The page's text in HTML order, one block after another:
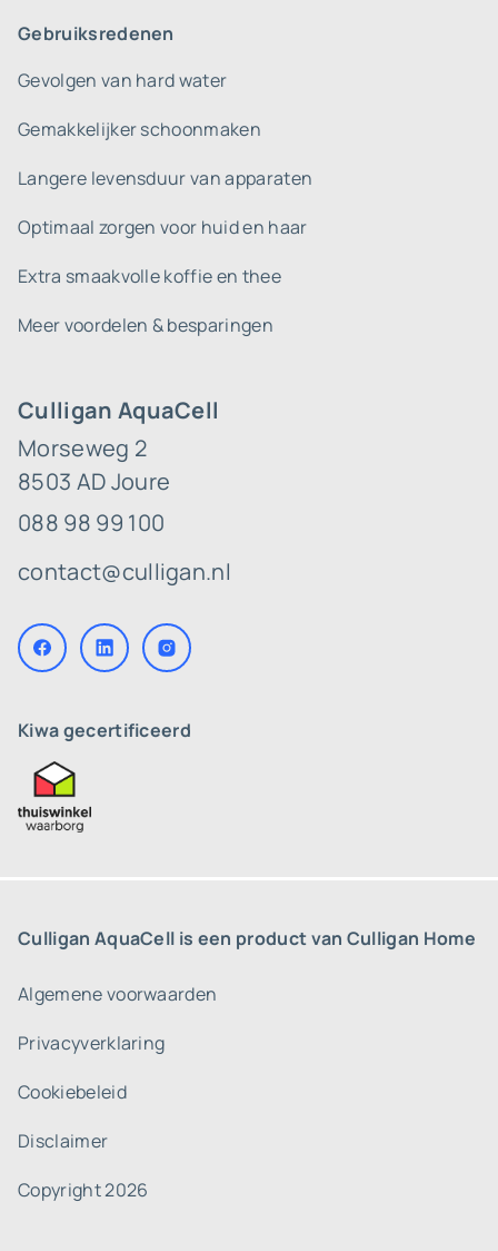
Culligan AquaCell
Morseweg 2
8503 AD Joure
088 98 99 100
contact@culligan.nl
Kiwa gecertificeerd
Gebruiksredenen
Gevolgen van hard water
Gemakkelijker schoonmaken
Langere levensduur van apparaten
Optimaal zorgen voor huid en haar
Extra smaakvolle koffie en thee
Meer voordelen & besparingen
Culligan AquaCell is een product van Culligan Home
Algemene voorwaarden
Privacyverklaring
Cookiebeleid
Disclaimer
Copyright 2026